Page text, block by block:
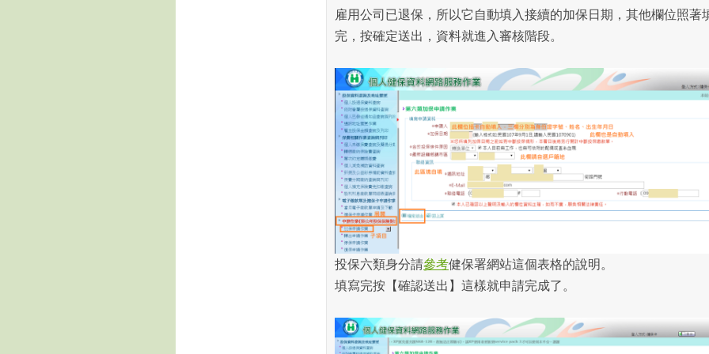
雇用公司已退保，所以它自動填入接續的加保日期，其他欄位照著
完，按確定送出，資料就進入審核階段。
投保六類身分請參考健保署網站這個表格的說明。
填寫完按【確認送出】這樣就申請完成了。